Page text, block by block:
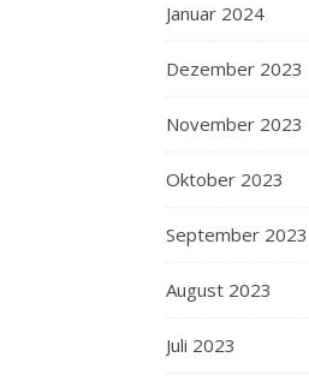
Januar 2024
Dezember 2023
November 2023
Oktober 2023
September 2023
August 2023
Juli 2023